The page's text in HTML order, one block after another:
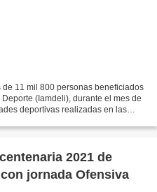
11 mil 800 personas beneficiados
(Iamdeli), durante el mes de
deportivas realizadas en las
2021 de
jornada Ofensiva